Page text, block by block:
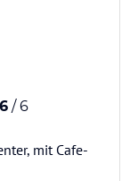
6 / 6
mit Cafe-